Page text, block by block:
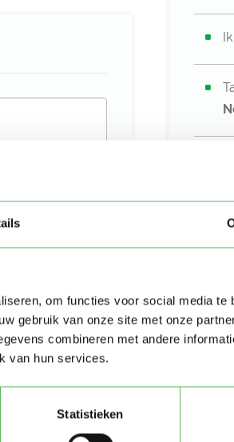
om functies voor social media te
gebruik van onze site met onze
combineren met andere
van hun services.
Statistieken